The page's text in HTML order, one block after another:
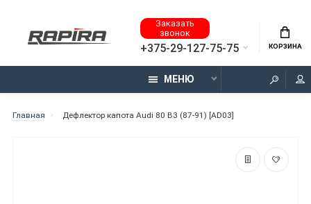
Заказать
звонок
+375-29-127-75-75 КОРЗИНА
МЕНЮ
Главная Дефлектор капота Audi 80 B3 (87-91) [AD03]